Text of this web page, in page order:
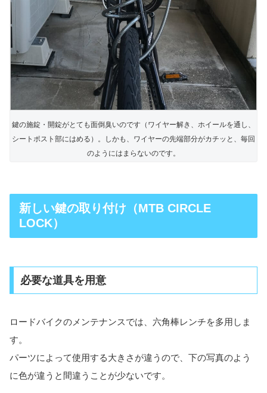
鍵の施錠・開錠がとても面倒臭いのです（ワイヤー解き、ホイールを通し、
シートポスト部にはめる）。しかも、ワイヤーの先端部分がカチッと、毎回
のようにはまらないのです。
新しい鍵の取り付け（MTB CIRCLE
LOCK）
必要な道具を用意
ロードバイクのメンテナンスでは、六角棒レンチを多用しま
す。
パーツによって使用する大きさが違うので、下の写真のよう
に色が違うと間違うことが少ないです。